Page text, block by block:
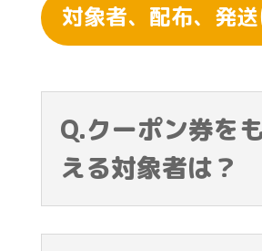
対象者、配布、発
Q.クーポン券を
える対象者は？